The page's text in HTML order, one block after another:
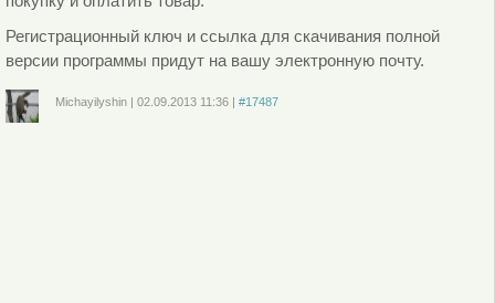
Регистрационный ключ и ссылка для скачивания полной
версии программы придут на вашу электронную почту.
Michayilyshin| 02.09.2013 11:36| #17487